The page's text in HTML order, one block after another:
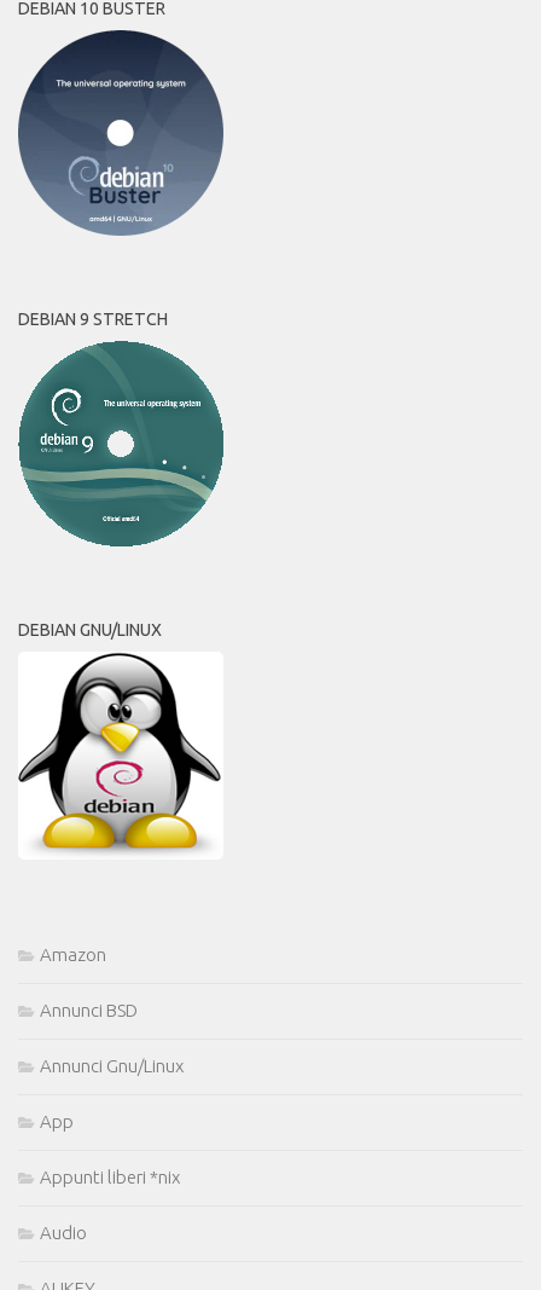
DEBIAN 10 BUSTER
DEBIAN 9 STRETCH
DEBIAN GNU/LINUX
Amazon
Annunci BSD
Annunci Gnu/Linux
App
Appunti liberi *nix
Audio